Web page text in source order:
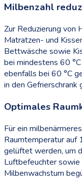
Milbenzahl
Zur Reduzierung von
Matratzen- und
Bettwäsche sowie
bei mindestens 60
ebenfalls bei 60 °C
in den
Optimales
Für ein
Raumtemperatur auf
gelüftet werden, um
Luftbefeuchter sowie
Milbenwachstum